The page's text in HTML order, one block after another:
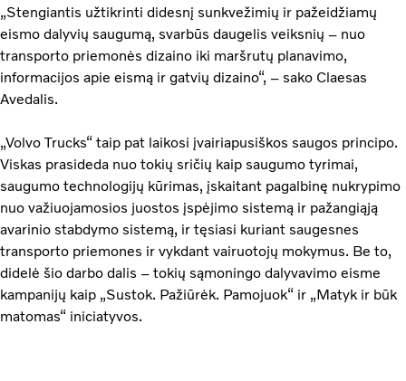
„Stengiantis užtikrinti didesnį sunkvežimių ir pažeidžiamų
eismo dalyvių saugumą, svarbūs daugelis veiksnių – nuo
transporto priemonės dizaino iki maršrutų planavimo,
informacijos apie eismą ir gatvių dizaino“, – sako Claesas
Avedalis.
„Volvo Trucks“ taip pat laikosi įvairiapusiškos saugos principo.
Viskas prasideda nuo tokių sričių kaip saugumo tyrimai,
saugumo technologijų kūrimas, įskaitant pagalbinę nukrypimo
nuo važiuojamosios juostos įspėjimo sistemą ir pažangiąją
avarinio stabdymo sistemą, ir tęsiasi kuriant saugesnes
transporto priemones ir vykdant vairuotojų mokymus. Be to,
didelė šio darbo dalis – tokių sąmoningo dalyvavimo eisme
kampanijų kaip „Sustok. Pažiūrėk. Pamojuok“ ir „Matyk ir būk
matomas“ iniciatyvos.